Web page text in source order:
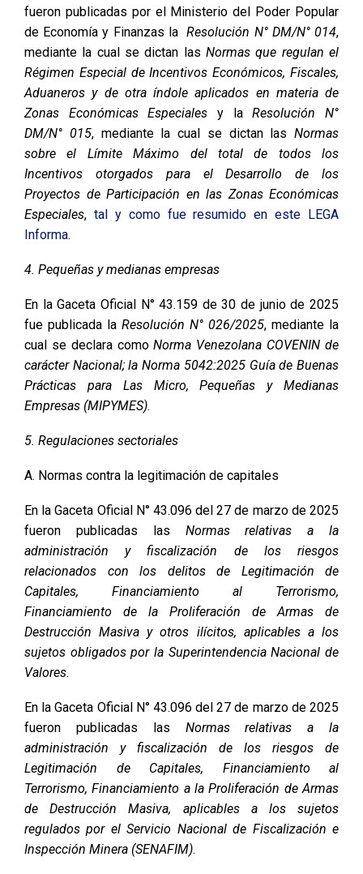
fueron publicadas por el Ministerio del Poder Popular
de Economía y Finanzas laResolución N° DM/N° 014,
mediante la cual se dictan las Normas que regulan el
Régimen Especial de Incentivos Económicos, Fiscales,
Aduaneros y de otra índole aplicados en materia de
Zonas Económicas Especiales y laResolución N°
DM/N° 015, mediante la cual se dictan las Normas
sobre el Límite Máximo del total de todos los
Incentivos otorgados para el Desarrollo de los
Proyectos de Participación en las Zonas Económicas
Especiales, tal y como fue resumido en este LEGA
Informa.
4. Pequeñas y medianas empresas
En la Gaceta Oficial N° 43.159 de 30 de junio de 2025
fue publicada la Resolución N° 026/2025, mediante la
cual se declara comoNorma Venezolana COVENIN de
carácter Nacional; la Norma 5042:2025 Guía de Buenas
Prácticas para Las Micro, Pequeñas y Medianas
Empresas (MIPYMES).
5. Regulaciones sectoriales
A. Normas contra la legitimación de capitales
En la Gaceta Oficial N° 43.096 del 27 de marzo de 2025
fueron publicadas las Normas relativas a la
administración y fiscalización de los riesgos
relacionados con los delitos de Legitimación de
Capitales, Financiamiento al Terrorismo,
Financiamiento de la Proliferación de Armas de
Destrucción Masiva y otros ilícitos, aplicables a los
sujetos obligados por la Superintendencia Nacional de
Valores.
En la Gaceta Oficial N° 43.096 del 27 de marzo de 2025
fueron publicadas las Normas relativas a la
administración y fiscalización de los riesgos de
Legitimación de Capitales, Financiamiento al
Terrorismo, Financiamiento a la Proliferación de Armas
de Destrucción Masiva, aplicables a los sujetos
regulados por el Servicio Nacional de Fiscalización e
Inspección Minera (SENAFIM).